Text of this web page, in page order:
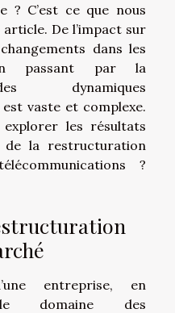
? C’est ce que nous
De l’impact sur
dans les
passant par la
dynamiques
vaste et complexe.
les résultats
de la restructuration
?
entreprise, en
domaine des